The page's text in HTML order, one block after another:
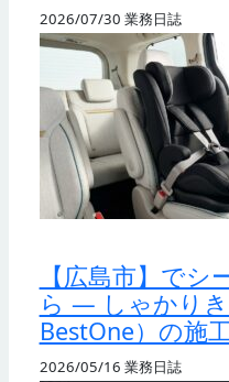
2026/07/30 業務日誌
【広島市】で
ら — しゃかり
BestOne）の施
2026/05/16 業務日誌